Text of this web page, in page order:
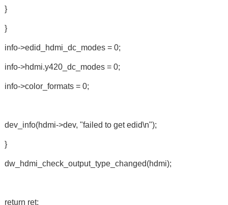
}
}
info->edid_hdmi_dc_modes = 0;
info->hdmi.y420_dc_modes = 0;
info->color_formats = 0;
dev_info(hdmi->dev, "failed to get edid\n");
}
dw_hdmi_check_output_type_changed(hdmi);
return ret;